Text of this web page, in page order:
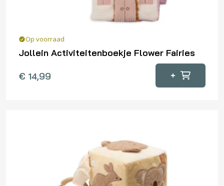
Op voorraad
Jollein Activiteitenboekje Flower Fairies
€ 14,99 +